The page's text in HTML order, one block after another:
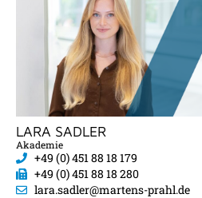
LARA SADLER
Akademie
+49 (0) 451 88 18 179
+49 (0) 451 88 18 280
lara.sadler@martens-prahl.de